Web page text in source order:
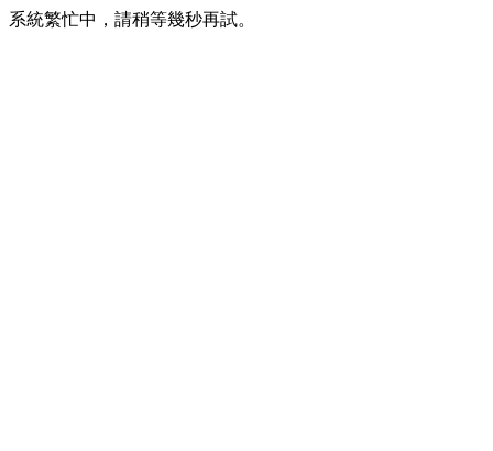
系統繁忙中，請稍等幾秒再試。